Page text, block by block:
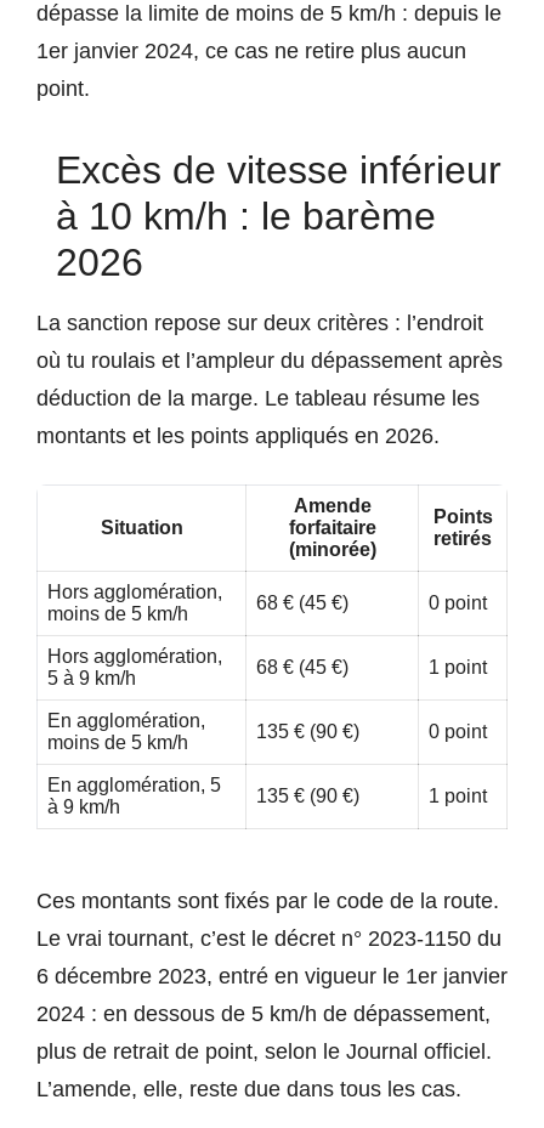
dépasse la limite de moins de 5 km/h : depuis le
1er janvier 2024, ce cas ne retire plus aucun
point.
Excès de vitesse inférieur
à 10 km/h : le barème
2026
La sanction repose sur deux critères : l’endroit
où tu roulais et l’ampleur du dépassement après
déduction de la marge. Le tableau résume les
montants et les points appliqués en 2026.
Situation
Amende
forfaitaire
(minorée)
Points
retirés
Hors agglomération,
moins de 5 km/h
68 € (45 €) 0 point
Hors agglomération,
5 à 9 km/h
68 € (45 €) 1 point
En agglomération,
moins de 5 km/h
135 € (90 €) 0 point
En agglomération, 5
à 9 km/h
135 € (90 €) 1 point
Ces montants sont fixés par le code de la route.
Le vrai tournant, c’est le décret n° 2023-1150 du
6 décembre 2023, entré en vigueur le 1er janvier
2024 : en dessous de 5 km/h de dépassement,
plus de retrait de point, selon le Journal officiel.
L’amende, elle, reste due dans tous les cas.